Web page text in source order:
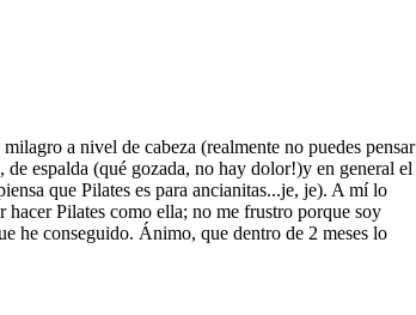
a nivel de cabeza (realmente no puedes pensar
espalda (qué gozada, no hay dolor!)y en general el
que Pilates es para ancianitas...je, je). A mí lo
Pilates como ella; no me frustro porque soy
he conseguido. Ánimo, que dentro de 2 meses lo